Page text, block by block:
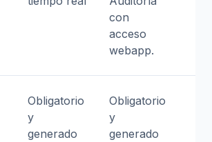
con
acceso
webapp.
Obligatorio
y
generado
Obligatorio
y
generado